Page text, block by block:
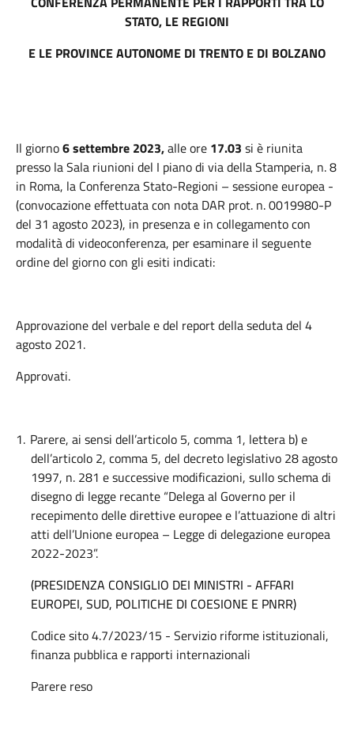
STATO, LE REGIONI
E LE PROVINCE AUTONOME DI TRENTO E DI BOLZANO
Il giorno6 settembre 2023,alle ore 17.03 si è riunita
presso la Sala riunioni del I piano di via della Stamperia, n. 8
in Roma, la Conferenza Stato-Regioni – sessione europea -
(convocazione effettuata con nota DAR prot. n. 0019980-P
del 31 agosto 2023), in presenza e in collegamento con
modalità di videoconferenza, per esaminare il seguente
ordine del giorno con gli esiti indicati:
Approvazione del verbale e del report della seduta del 4
agosto 2021.
Approvati.
1. Parere, ai sensi dell’articolo 5, comma 1, lettera b) e
dell’articolo 2, comma 5, del decreto legislativo 28 agosto
1997, n. 281 e successive modificazioni, sullo schema di
disegno di legge recante “Delega al Governo per il
recepimento delle direttive europee e l’attuazione di altri
atti dell’Unione europea – Legge di delegazione europea
2022-2023”.
(PRESIDENZA CONSIGLIO DEI MINISTRI - AFFARI
EUROPEI, SUD, POLITICHE DI COESIONE E PNRR)
Codice sito 4.7/2023/15 - Servizio riforme istituzionali,
finanza pubblica e rapporti internazionali
Parere reso